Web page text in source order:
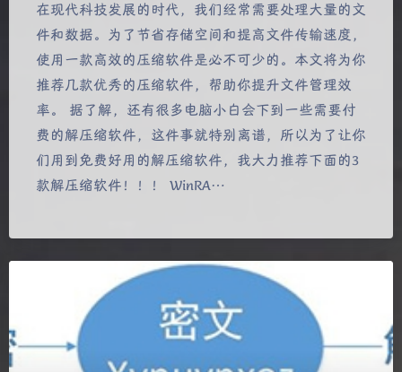
在现代科技发展的时代，我们经常需要处理大量的文
件和数据。为了节省存储空间和提高文件传输速度，
使用一款高效的压缩软件是必不可少的。本文将为你
推荐几款优秀的压缩软件，帮助你提升文件管理效
率。 据了解，还有很多电脑小白会下到一些需要付
费的解压缩软件，这件事就特别离谱，所以为了让你
们用到免费好用的解压缩软件，我大力推荐下面的3
款解压缩软件！！！ WinRA…